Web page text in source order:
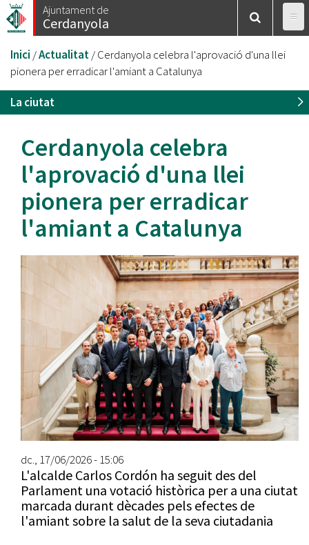
Vés
al
Ajuntament de
Cerdanyola
Esteu
aquí
Inici /Actualitat/Cerdanyola celebra l'aprovació d'una llei
pionera per erradicar l'amiant a Catalunya
La ciutat
Cerdanyola celebra
l'aprovació d'una llei
pionera per erradicar
l'amiant a Catalunya
dc., 17/06/2026 - 15:06
L'alcalde Carlos Cordón ha seguit des del
Parlament una votació històrica per a una ciutat
marcada durant dècades pels efectes de
l'amiant sobre la salut de la seva ciutadania